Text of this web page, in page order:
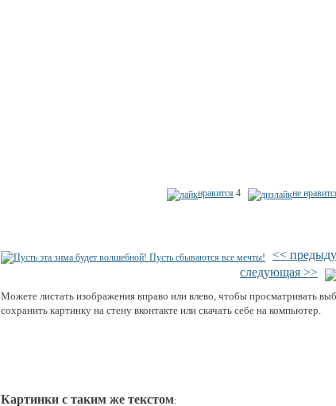
нравится 4 не
<<
следующая >>
Можете листать изображения вправо или влево, чтобы просматривать
сохранить картинку на стену вконтакте или скачать себе на компьютер.
Картинки с таким же текстом: